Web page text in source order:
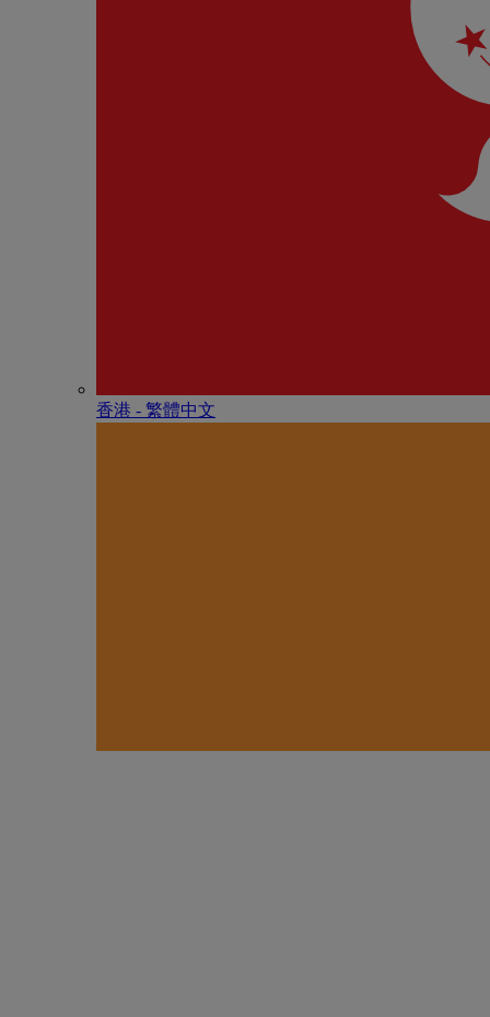
香港 - 繁體中文